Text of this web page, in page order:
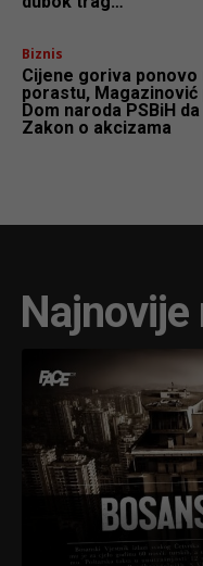
Biznis
Cijene goriva ponovo
porastu, Magazinović
Dom naroda PSBiH
Zakon o akcizama
Najnovije